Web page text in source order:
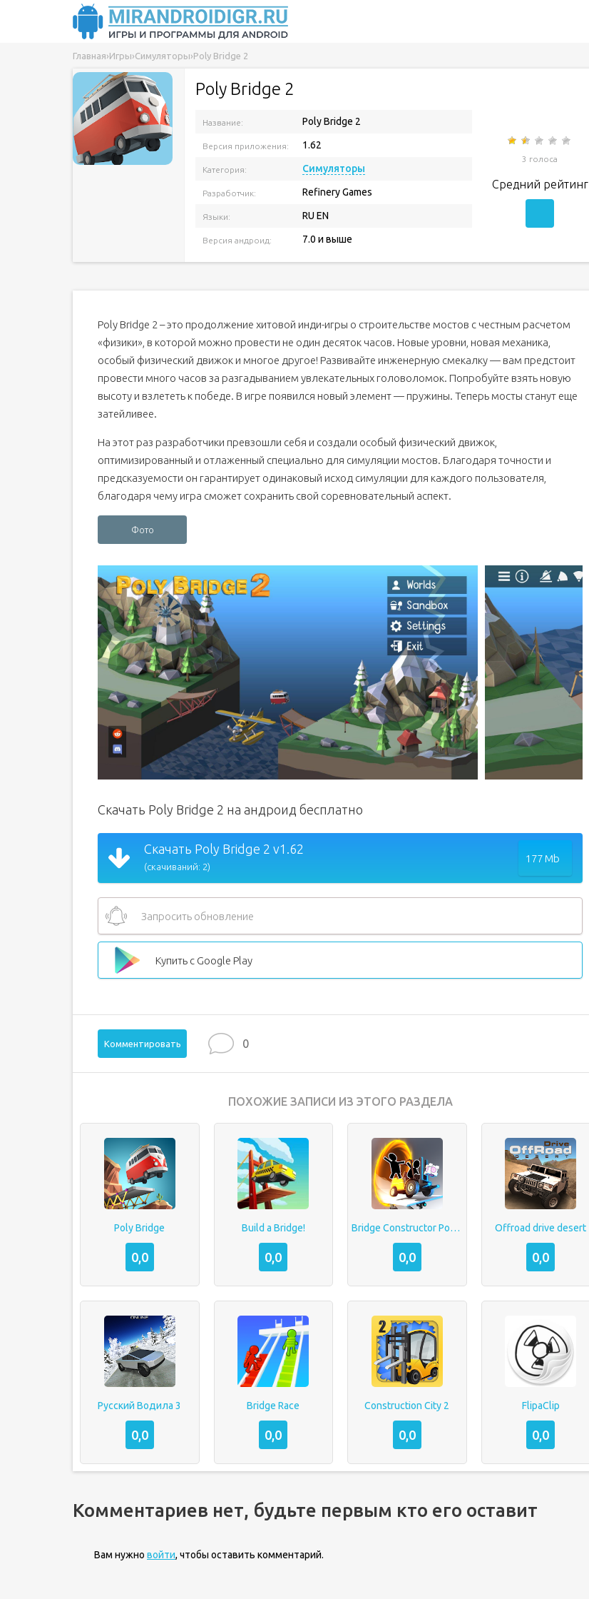
Главная›Игры›Симуляторы›Poly Bridge 2
Poly Bridge 2
Название: Poly Bridge 2
Версия приложения: 1.62
Категория: Симуляторы
Разработчик: Refinery Games
Языки: RU EN
Версия андроид: 7.0 и выше
3 голоса
Средний рейтинг
Poly Bridge 2 – это продолжение хитовой инди-игры о строительстве мостов с честным расчетом
«физики», в которой можно провести не один десяток часов. Новые уровни, новая механика,
особый физический движок и многое другое! Развивайте инженерную смекалку — вам предстоит
провести много часов за разгадыванием увлекательных головоломок. Попробуйте взять новую
высоту и взлететь к победе. В игре появился новый элемент — пружины. Теперь мосты станут еще
затейливее.
На этот раз разработчики превзошли себя и создали особый физический движок,
оптимизированный и отлаженный специально для симуляции мостов. Благодаря точности и
предсказуемости он гарантирует одинаковый исход симуляции для каждого пользователя,
благодаря чему игра сможет сохранить свой соревновательный аспект.
Фото
Скачать Poly Bridge 2 на андроид бесплатно
Скачать Poly Bridge 2 v1.62
(скачиваний: 2)
177 Mb
Запросить обновление
Купить с Google Play
Комментировать 0
ПОХОЖИЕ ЗАПИСИ ИЗ ЭТОГО РАЗДЕЛА
Poly Bridge
0,0
Build a Bridge!
0,0
Bridge Constructor Portal
0,0
Offroad drive desert
0,0
Русский Водила 3
0,0
Bridge Race
0,0
Construction City 2
0,0
FlipaClip
0,0
Комментариев нет, будьте первым кто его оставит
Вам нужно войти, чтобы оставить комментарий.